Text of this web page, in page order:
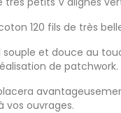
120 fils de très
souple et douce au
de patchwork.
vos ouvrages.